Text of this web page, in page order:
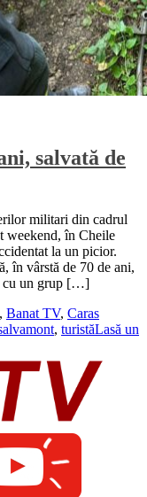
salvată de
militari din cadrul
weekend, în Cheile
la un picior.
în vârstă de 70 de ani,
cu un grup […]
, Banat TV, Caras
, turistăLasă un